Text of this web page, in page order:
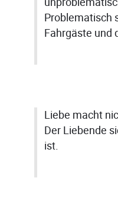
Problematisch
Fahrgäste und
Liebe macht
Der Liebende
ist.